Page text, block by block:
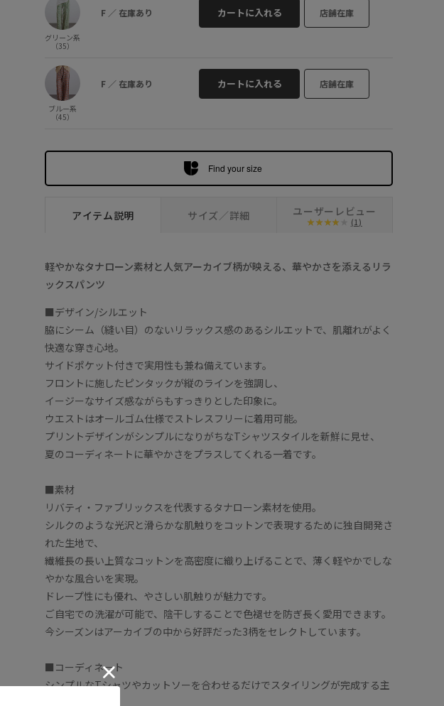
ブルー系 (45) F○
グリーン系
（35）
F ／ 在庫あり カートに入れる 店舗在庫
ブルー系
（45）
F ／ 在庫あり カートに入れる 店舗在庫
Find your size
アイテム説明 サイズ／詳細 ユーザーレビュー
(1)
軽やかなタナローン素材と人気アーカイブ柄が映える、華やかさを添えるリラ
ックスパンツ
■デザイン/シルエット
脇にシーム（縫い目）のないリラックス感のあるシルエットで、肌離れがよく
快適な穿き心地。
サイドポケット付きで実用性も兼ね備えています。
フロントに施したピンタックが縦のラインを強調し、
イージーなサイズ感ながらもすっきりとした印象に。
ウエストはオールゴム仕様でストレスフリーに着用可能。
プリントデザインがシンプルになりがちなTシャツスタイルを新鮮に見せ、
夏のコーディネートに華やかさをプラスしてくれる一着です。
■素材
リバティ・ファブリックスを代表するタナローン素材を使用。
シルクのような光沢と滑らかな肌触りをコットンで表現するために独自開発さ
れた生地で、
繊維長の長い上質なコットンを高密度に織り上げることで、薄く軽やかでしな
やかな風合いを実現。
ドレープ性にも優れ、やさしい肌触りが魅力です。
ご自宅での洗濯が可能で、陰干しすることで色褪せを防ぎ長く愛用できます。
今シーズンはアーカイブの中から好評だった3柄をセレクトしています。
■コーディネート
シンプルなTシャツやカットソーを合わせるだけでスタイリングが完成する主